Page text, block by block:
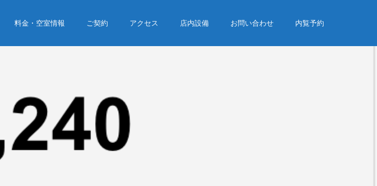
料金・空室情報 ご契約 アクセス 店内設備 お問い合わせ 内覧予約